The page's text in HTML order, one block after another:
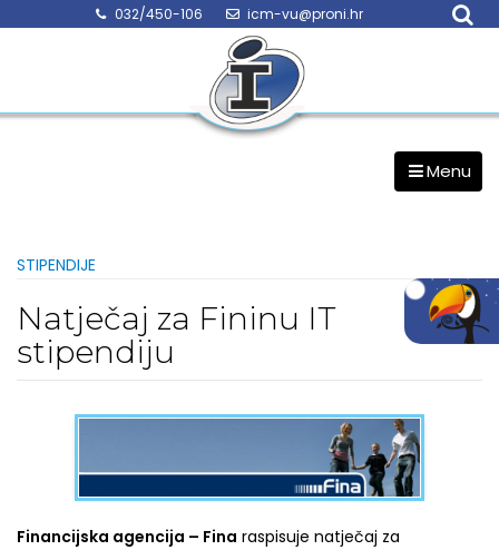
032/450-106 icm-vu@proni.hr
Menu
STIPENDIJE
Natječaj za Fininu IT
stipendiju
Financijska agencija – Fina raspisuje natječaj za